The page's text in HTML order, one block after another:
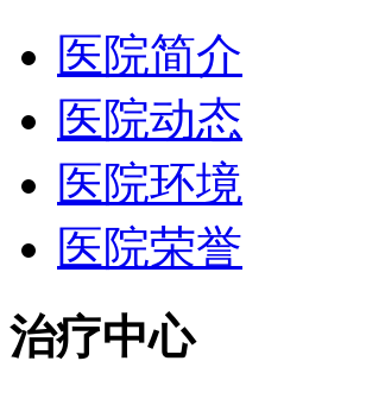
医院简介
医院动态
医院环境
医院荣誉
治疗中心